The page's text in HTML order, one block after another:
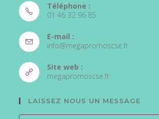
Téléphone :
01 46 32 96 85
dans
votre
application
E-mail :
info@megapromoscse.frS’ouvre
Site web :
megapromoscse.frS’ouvre
nouvel
onglet
LAISSEZ NOUS UN MESSAGE